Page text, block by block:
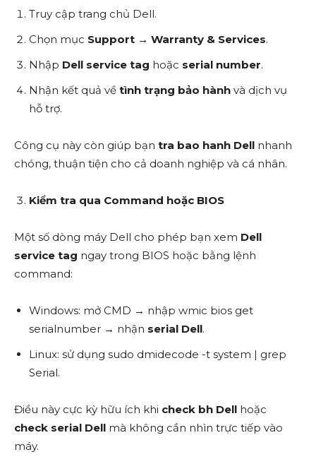
Truy cập trang chủ Dell.
Chọn mục Support → Warranty & Services.
Nhập Dell service tag hoặc serial number.
Nhận kết quả về tình trạng bảo hành và dịch vụ
hỗ trợ.
Công cụ này còn giúp bạn tra bao hanh Dell nhanh
chóng, thuận tiện cho cả doanh nghiệp và cá nhân.
Kiểm tra qua Command hoặc BIOS
Một số dòng máy Dell cho phép bạn xem Dell
service tag ngay trong BIOS hoặc bằng lệnh
command:
Windows: mở CMD → nhập wmic bios get
serialnumber → nhận serial Dell.
Linux: sử dụng sudo dmidecode -t system | grep
Serial.
Điều này cực kỳ hữu ích khi check bh Dell hoặc
check serial Dell mà không cần nhìn trực tiếp vào
máy.